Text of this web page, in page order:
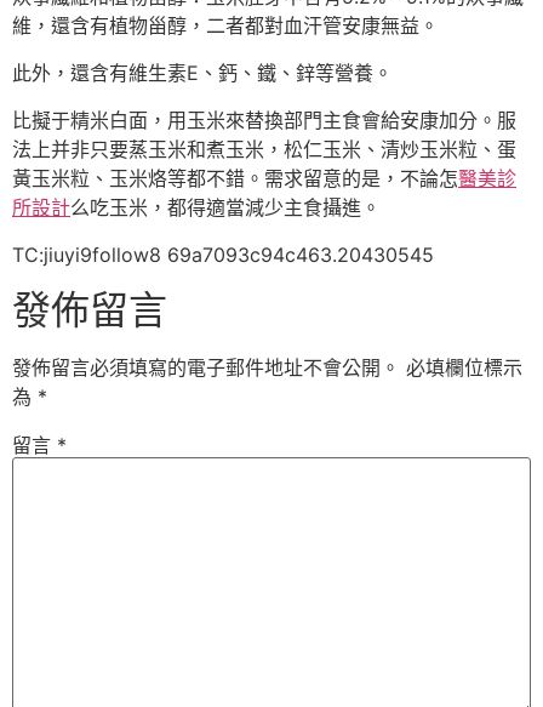
維，還含有植物甾醇，二者都對血汗管安康無益。
此外，還含有維生素E、鈣、鐵、鋅等營養。
比擬于精米白面，用玉米來替換部門主食會給安康加分。服
法上并非只要蒸玉米和煮玉米，松仁玉米、清炒玉米粒、蛋
黃玉米粒、玉米烙等都不錯。需求留意的是，不論怎醫美診
所設計么吃玉米，都得適當減少主食攝進。
TC:jiuyi9follow8 69a7093c94c463.20430545
發佈留言
發佈留言必須填寫的電子郵件地址不會公開。 必填欄位標示
為 *
留言 *